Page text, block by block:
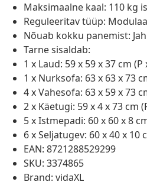
Maksimaalne kaal: 110 kg
Reguleeritav tüüp:
Nõuab kokku panemist: Jah
Tarne sisaldab:
1 x Laud: 59 x 59 x 37 cm (P
1 x Nurksofa: 63 x 63 x 73
4 x Vahesofa: 63 x 59 x 73
2 x Käetugi: 59 x 4 x 73 cm
5 x Istmepadi: 60 x 60 x 8
6 x Seljatugev: 60 x 40 x 10
EAN: 8721288529299
SKU: 3374865
Brand: vidaXL